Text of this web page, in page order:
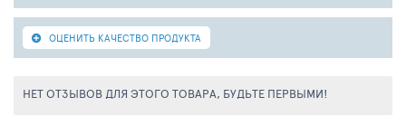
ОЦЕНИТЬ КАЧЕСТВО ПРОДУКТА
НЕТ ОТЗЫВОВ ДЛЯ ЭТОГО ТОВАРА, БУДЬТЕ ПЕРВЫМИ!